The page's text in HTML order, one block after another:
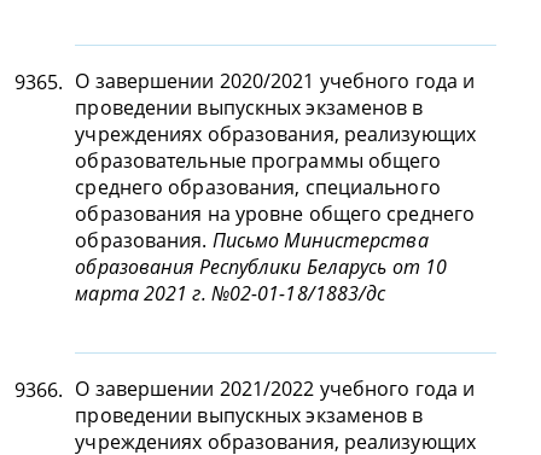
9365. О завершении 2020/2021 учебного года и
проведении выпускных экзаменов в
учреждениях образования, реализующих
образовательные программы общего
среднего образования, специального
образования на уровне общего среднего
образования. Письмо Министерства
образования Республики Беларусь от 10
марта 2021 г. №02-01-18/1883/дс
9366. О завершении 2021/2022 учебного года и
проведении выпускных экзаменов в
учреждениях образования, реализующих